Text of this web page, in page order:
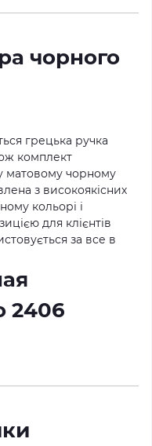
чорного
грецька ручка
комплект
матовому чорному
з високоякісних
кольорі і
для клієнтів
за все в